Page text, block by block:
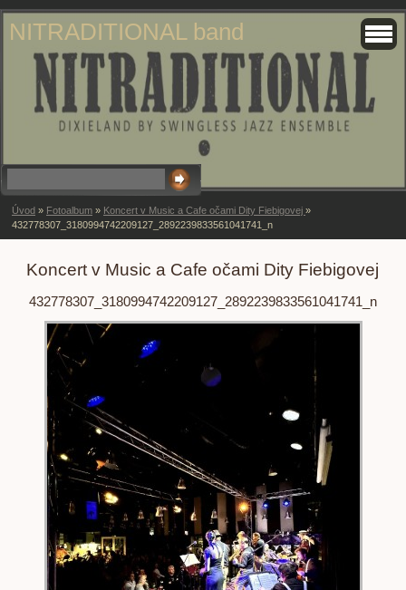
NITRADITIONAL band
Úvod » Fotoalbum » Koncert v Music a Cafe očami Dity Fiebigovej »
432778307_3180994742209127_2892239833561041741_n
Koncert v Music a Cafe očami Dity Fiebigovej
432778307_3180994742209127_2892239833561041741_n